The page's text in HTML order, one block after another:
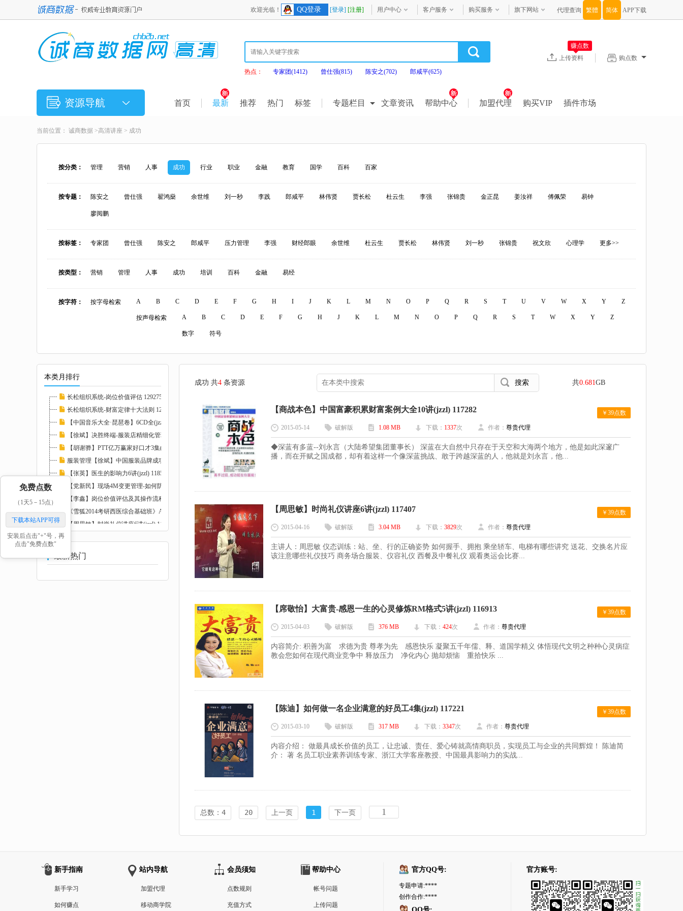
欢迎光临！ QQ登录 [登录] [注册] 用户中心 客户服务 购买服务 旗下网站 代理查询 APP下载
热点： 专家团(1412) 曾仕强(815) 陈安之(702) 郎咸平(625)
购点数
上传资料
赚点数
资源导航 首页 最新 推荐 热门 标签 专题栏目 文章资讯 帮助中心 加盟代理 购买VIP 插件市场
当前位置： 诚商数据 >高清讲座 > 成功
按分类： 管理 营销 人事 成功 行业 职业 金融 教育 国学 百科 百家
按专题： 陈安之 曾仕强 翟鸿燊 余世维 刘一秒 李践 郎咸平 林伟贤 贾长松 杜云生 李强 张锦贵 金正昆 姜汝祥 傅佩荣 易钟
廖阅鹏
按标签： 专家团 曾仕强 陈安之 郎咸平 压力管理 李强 财经郎眼 余世维 杜云生 贾长松 林伟贤 刘一秒 张锦贵 祝文欣 心理学 更多>>
按类型： 营销 管理 人事 成功 培训 百科 金融 易经
按字符： 按字母检索 A B C D E F G H I J K L M N O P Q R S T U V W X Y Z
按声母检索 A B C D E F G H J K L M N O P Q R S T W X Y Z
数字 符号
本类月排行
长松组织系统-岗位价值评估 129275
长松组织系统-财富定律十大法则 129273
【中国音乐大全·琵琶卷】6CD全(jzzl) 116827...
【徐斌】决胜终端-服装店精细化管理12讲(jzzl...
【胡谢骅】PTT亿万赢家好口才3集(jzzl) 11746...
服装管理【徐斌】中国服装品牌成功运作3讲(jz...
【张英】医生的影响力6讲(jzzl) 118585
【党新民】现场4M变更管理-如何防止品质异常的...
【李鑫】岗位价值评估及其操作流程培训RM格式...
《雪狐2014考研西医综合基础班》AVI格式20讲(...
【周思敏】时尚礼仪讲座6讲(jzzl) 117407
最新热门
成功 共4 条资源 共0.681GB
【商战本色】中国富豪积累财富案例大全10讲(jzzl) 117282
2015-05-14 破解版 1.08 MB 下载： 1337次 作者： 尊贵代理
￥39点数
◆深蓝有多蓝--刘永言（大陆希望集团董事长） 深蓝在大自然中只存在于天空和大海两个地方，他是如此深邃广
播，而在开赋之国成都，却有着这样一个像深蓝挑战、敢于跨越深蓝的人，他就是刘永言，他...
【周思敏】时尚礼仪讲座6讲(jzzl) 117407
2015-04-16 破解版 3.04 MB 下载： 3829次 作者： 尊贵代理
￥39点数
主讲人：周思敏 仪态训练：站、坐、行的正确姿势 如何握手、拥抱 乘坐轿车、电梯有哪些讲究 送花、交换名片应
该注意哪些礼仪技巧 商务场合服装、仪容礼仪 西餐及中餐礼仪 观看奥运会比赛...
【席敬怡】大富贵-感恩一生的心灵修炼RM格式5讲(jzzl) 116913
2015-04-03 破解版 376 MB 下载： 424次 作者： 尊贵代理
￥39点数
内容简介: 积善为富 求德为贵 尊孝为先 感恩快乐 凝聚五千年儒、释、道国学精义 体悟现代文明之种种心灵病症
教会您如何在现代商业竞争中 释放压力 净化内心 抛却烦恼 重拾快乐 ...
【陈迪】如何做一名企业满意的好员工4集(jzzl) 117221
2015-03-10 破解版 317 MB 下载： 3347次 作者： 尊贵代理
￥39点数
内容介绍： 做最具成长价值的员工，让忠诚、责任、爱心铸就高情商职员，实现员工与企业的共同辉煌！ 陈迪简
介： 著 名员工职业素养训练专家、浙江大学客座教授、中国最具影响力的实战...
总数：4 20 上一页 1 下一页
新手指南
新手学习
如何赚点
站内导航
加盟代理
移动商学院
会员须知
点数规则
充值方式
帮助中心
帐号问题
上传问题
官方QQ号:
专题申请:****
创作合作:****
官方账号:
免费点数
（1天5－15点）
下载本站APP可得
安装后点击"+"号，再
点击"免费点数"